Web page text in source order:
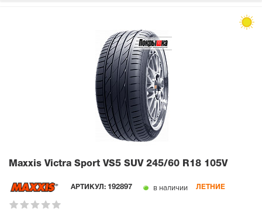
Maxxis Victra Sport VS5 SUV 245/60 R18 105V
АРТИКУЛ: 192897 в наличии ЛЕТНИЕ